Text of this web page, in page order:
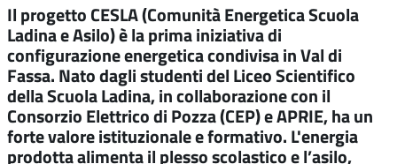
Il progetto CESLA (Comunità Energetica Scuola
Ladina e Asilo) è la prima iniziativa di
configurazione energetica condivisa in Val di
Fassa. Nato dagli studenti del Liceo Scientifico
della Scuola Ladina, in collaborazione con il
Consorzio Elettrico di Pozza (CEP) e APRIE, ha un
forte valore istituzionale e formativo. L'energia
prodotta alimenta il plesso scolastico e l’asilo,